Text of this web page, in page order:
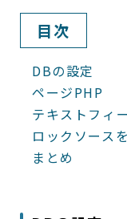
目次
DBの設定
ページPHP
テキストフィ
ロックソース
まとめ